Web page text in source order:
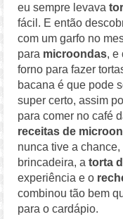
eu sempre levava
fácil. E então
com um garfo no
para microondas, e
forno para fazer
bacana é que pode
super certo, assim
para comer no café
receitas de
nunca tive a
brincadeira, atorta
experiência e o
combinou tão bem
para o cardápio.